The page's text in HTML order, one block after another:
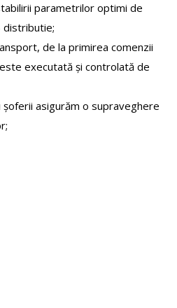
parametrilor optimi de
distributie;
de la primirea comenzii
executată şi controlată de
asigurăm o supraveghere